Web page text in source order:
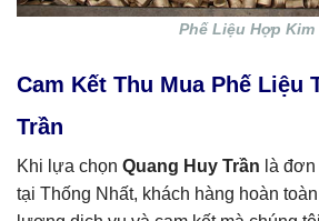
Phế Liệu Hợp Kim
Cam Kết Thu Mua Phế Liệu
Trần
Khi lựa chọn Quang Huy Trần là
tại Thống Nhất, khách hàng hoàn